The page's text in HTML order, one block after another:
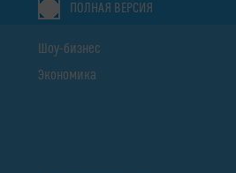
ПОЛНАЯ ВЕРСИЯ
Шоу-бизнес
Экономика